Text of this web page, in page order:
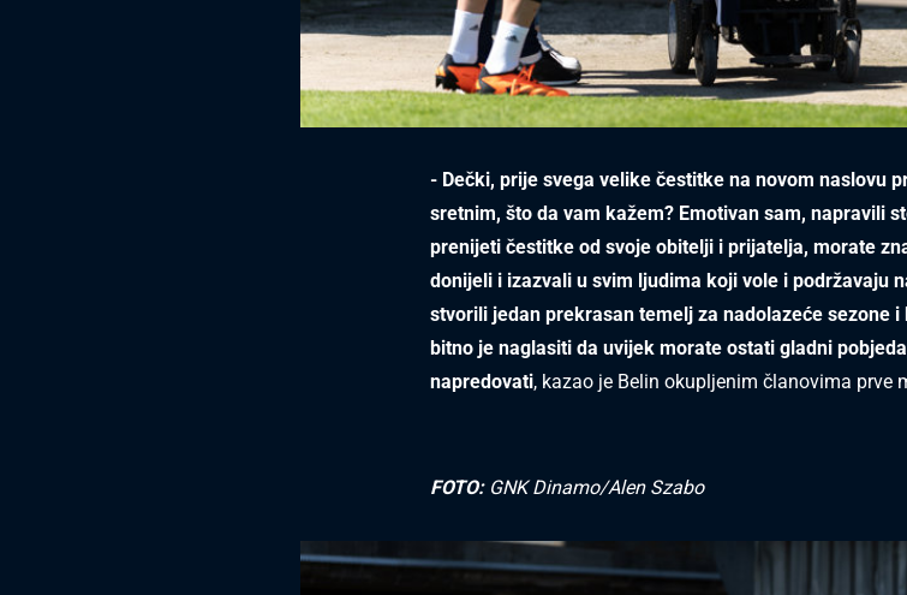
- Dečki, prije svega velike čestitke na novom naslovu
sretnim, što da vam kažem? Emotivan sam, napravili
prenijeti čestitke od svoje obitelji i prijatelja, morate
donijeli i izazvali u svim ljudima koji vole i podržavaju
stvorili jedan prekrasan temelj za nadolazeće sezone
bitno je naglasiti da uvijek morate ostati gladni
napredovati, kazao je Belin okupljenim članovima prve
FOTO:GNK Dinamo/Alen Szabo